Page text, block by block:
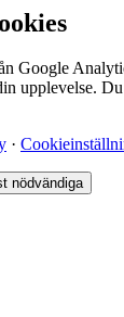
Google
upplevelse.
·
nödvändiga